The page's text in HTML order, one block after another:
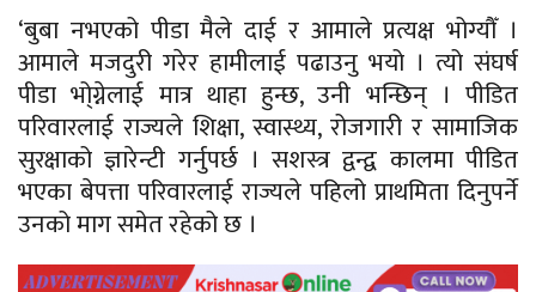
‘बुबा नभएको पीडा मैले दाई र आमाले प्रत्यक्ष भोग्यौँ ।
आमाले मजदुरी गरेर हामीलाई पढाउनु भयो । त्यो संघर्ष
पीडा भो्ग्नेलाई मात्र थाहा हुन्छ, उनी भन्छिन् । पीडित
परिवारलाई राज्यले शिक्षा, स्वास्थ्य, रोजगारी र सामाजिक
सुरक्षाको ज्ञारेन्टी गर्नुपर्छ । सशस्त्र द्वन्द्व कालमा पीडित
भएका बेपत्ता परिवारलाई राज्यले पहिलो प्राथमिता दिनुपर्ने
उनको माग समेत रहेको छ ।